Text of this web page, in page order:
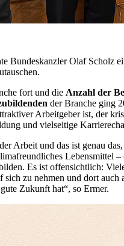
Bundeskanzler Olaf
fort und die Anzahl der
der Branche ging
Arbeitgeber ist, der
und vielseitige
Arbeit und das ist genau
Es ist offensichtlich:
zu nehmen und dort
Zukunft hat“, so Ermer.